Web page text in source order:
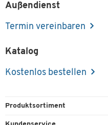
Außendienst
Termin vereinbaren
Katalog
Kostenlos bestellen
Produktsortiment
Büroausstattung